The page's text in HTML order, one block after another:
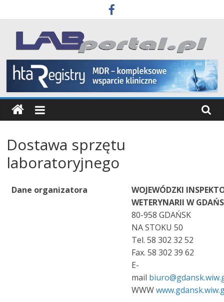
to
content
Labportal
Laboratoria
Aparatura
Badania
Dostawa sprzętu
laboratoryjnego
Dane organizatora
WOJEWÓDZKI
WETERYNARII W
80-958 GDAŃSK
NA STOKU 50
Tel. 58 302 32 52
Fax. 58 302 39 62
E-
mail
WWW